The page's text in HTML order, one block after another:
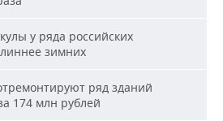
у ряда российских
зимних
ряд зданий
174 млн рублей